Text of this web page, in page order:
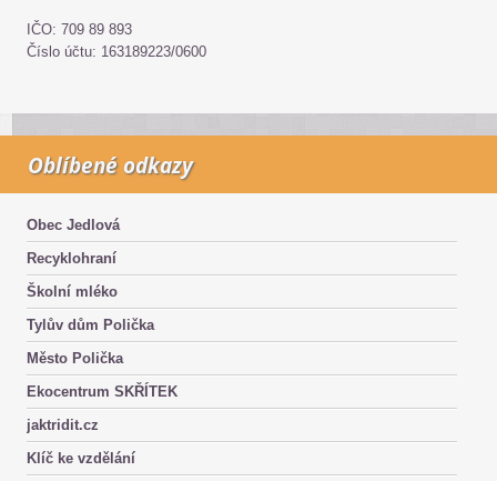
IČO: 709 89 893
Číslo účtu: 163189223/0600
Oblíbené odkazy
Obec Jedlová
Recyklohraní
Školní mléko
Tylův dům Polička
Město Polička
Ekocentrum SKŘÍTEK
jaktridit.cz
Klíč ke vzdělání